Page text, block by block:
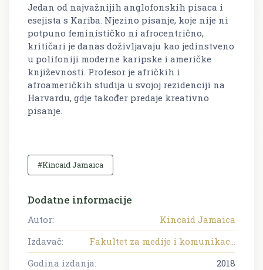
Jedan od najvažnijih anglofonskih pisaca i
esejista s Kariba. Njezino pisanje, koje nije ni
potpuno feminističko ni afrocentrično,
kritičari je danas doživljavaju kao jedinstveno
u polifoniji moderne karipske i američke
književnosti. Profesor je afričkih i
afroameričkih studija u svojoj rezidenciji na
Harvardu, gdje također predaje kreativno
pisanje.
#Kincaid Jamaica
Dodatne informacije
Autor:
Kincaid Jamaica
Izdavač:
Fakultet za medije i komunikac...
Godina izdanja:
2018